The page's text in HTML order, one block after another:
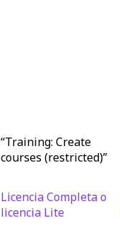
“Training: Create
courses (restricted)”
Licencia Completa o
licencia Lite